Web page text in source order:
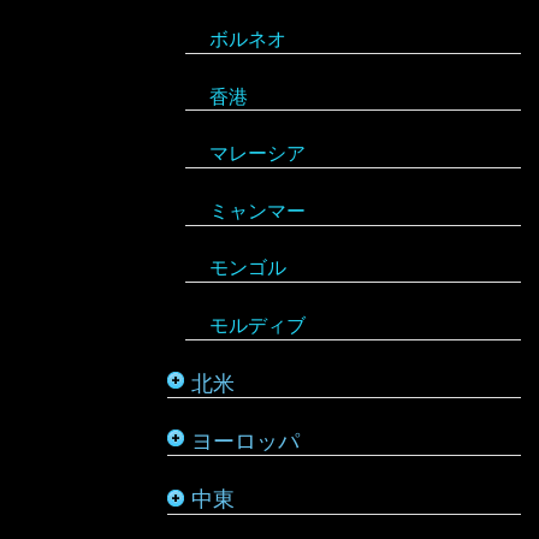
ボルネオ
香港
マレーシア
ミャンマー
モンゴル
モルディブ
北米
アメリカ合衆国
アラスカ
カナダ
メキシコ
ヨーロッパ
モンテネグロ
ラトビア
リトアニア
リヒテンシュタイン
ルーマニア
ルクセンブルク
ロシア
タタールスタン共和国
中東
イラン
オマーン
クウェート
サウジアラビア
シリア
バーレーン
パレスチナ
ヨルダン
レバノン
ハイチ
バハマ
パラグアイ
バルバドス
ブラジル
ベネズエラ
ベリーズ
ペルー
ボリビア
セーシェル
タンザニア
チュニジア
ボツワナ
マダガスカル
マラウイ
南アフリカ
モザンビーク
モロッコ
オーストラリア
キリバス
サモア
ソロモン諸島
トンガ
ニュージーランド
バヌアツ